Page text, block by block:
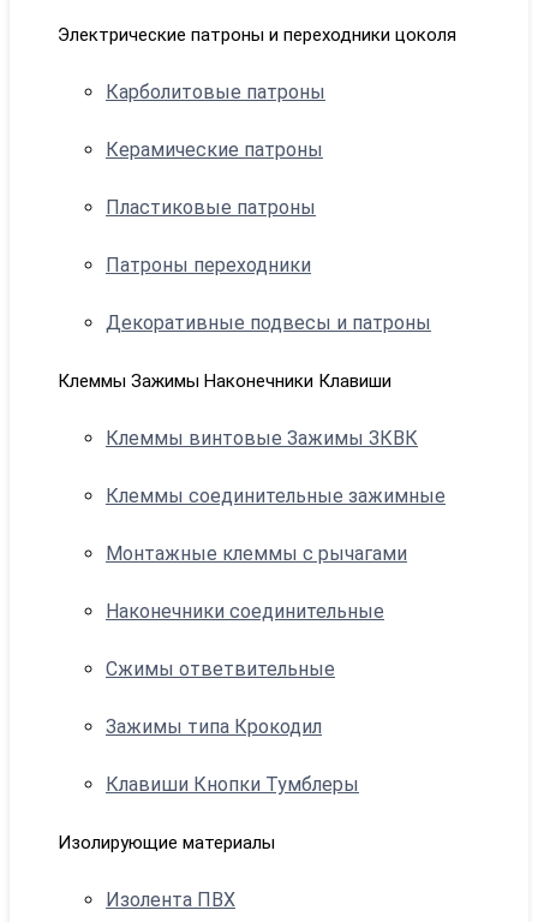
Электрические патроны и переходники цоколя
Карболитовые патроны
Керамические патроны
Пластиковые патроны
Патроны переходники
Декоративные подвесы и патроны
Клеммы Зажимы Наконечники Клавиши
Клеммы винтовые Зажимы ЗКВК
Клеммы соединительные зажимные
Монтажные клеммы с рычагами
Наконечники соединительные
Сжимы ответвительные
Зажимы типа Крокодил
Клавиши Кнопки Тумблеры
Изолирующие материалы
Изолента ПВХ